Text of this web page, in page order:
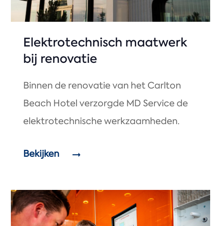
Elektrotechnisch maatwerk
bij renovatie
Binnen de renovatie van het Carlton
Beach Hotel verzorgde MD Service de
elektrotechnische werkzaamheden.
Bekijken